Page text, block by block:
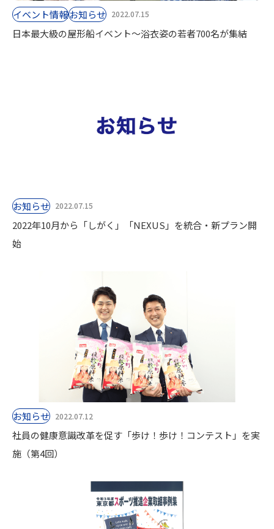
イベント情報お知らせ 2022.07.15
日本最大級の屋形船イベント～浴衣姿の若者700名が集結
お知らせ 2022.07.15
2022年10月から「しがく」「NEXUS」を統合・新プラン開
始
お知らせ 2022.07.12
社員の健康意識改革を促す「歩け！歩け！コンテスト」を実
施（第4回）